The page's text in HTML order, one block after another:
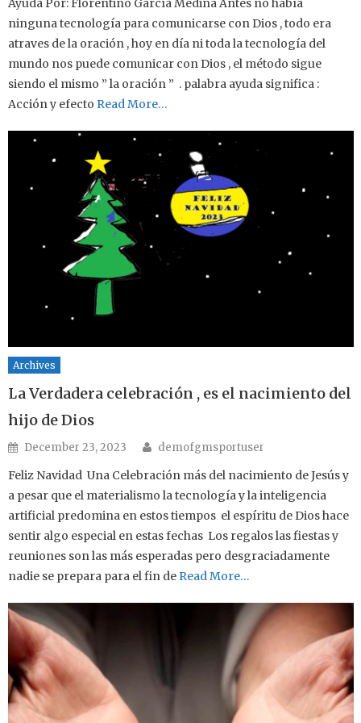
Ayuda Por: Florentino García Medina Antes no había
ninguna tecnología para comunicarse con Dios , todo era
atraves de la oración , hoy en día ni toda la tecnología del
mundo nos puede comunicar con Dios , el método sigue
siendo el mismo ” la oración ” . palabra ayuda significa :
Acción y efecto Read More…
Archives
La Verdadera celebración , es el nacimiento del
hijo de Dios
Posted on
December 23, 2023 Author
demofgmsportuser
Feliz Navidad Una Celebración más del nacimiento de Jesús y
a pesar que el materialismo la tecnología y la inteligencia
artificial predomina en estos tiempos el espíritu de Dios hace
sentir algo especial en estas fechas Los regalos las fiestas y
reuniones son las más esperadas pero desgraciadamente
nadie se prepara para el fin de Read More…